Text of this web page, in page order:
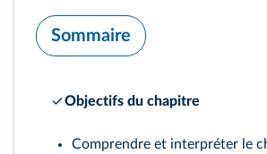
Sommaire
Objectifs du chapitre
Comprendre et interpréter le